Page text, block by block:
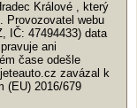
Králové , který
Provozovatel webu
IČ: 47494433) data
ani
čase odešle
zavázal k
(EU) 2016/679